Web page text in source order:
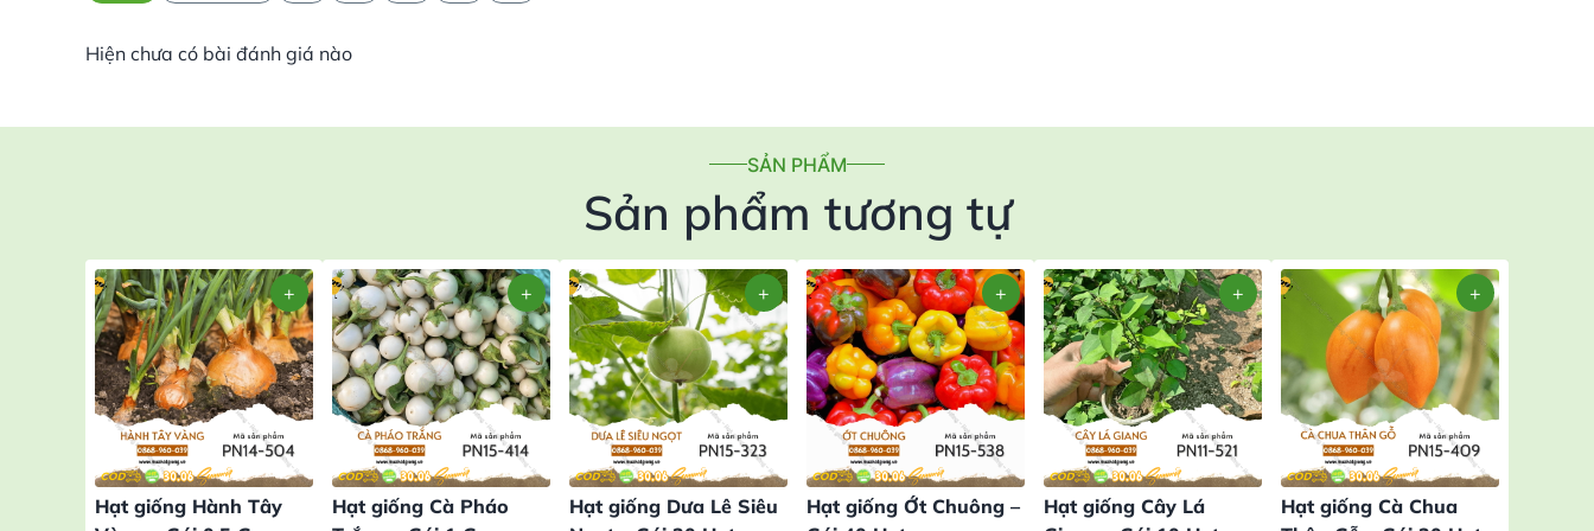
Hiện chưa có bài đánh giá nào
SẢN PHẨM
Sản phẩm tương tự
Hạt giống Hành Tây
Hạt giống Cà Pháo
Hạt giống Dưa Lê Siêu
Hạt giống Ớt Chuông –
Hạt giống Cây Lá
Hạt giống Cà Chua